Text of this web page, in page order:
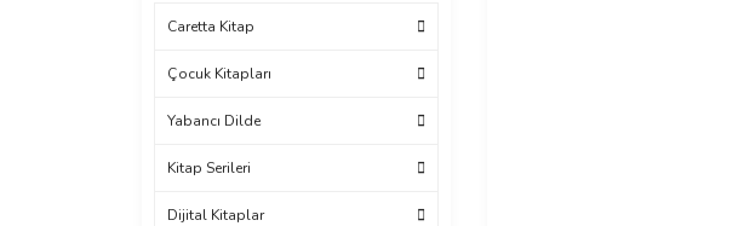
Caretta Kitap
Çocuk Kitapları
Yabancı Dilde
Kitap Serileri
Dijital Kitaplar